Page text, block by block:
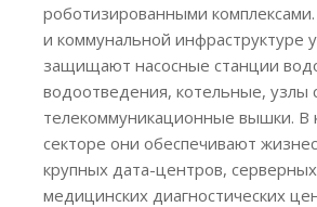
роботизированными
и коммунальной инфраструктуре
защищают насосные станции
водоотведения, котельные, узлы
телекоммуникационные вышки. В
секторе они обеспечивают
крупных дата-центров,
медицинских диагностических